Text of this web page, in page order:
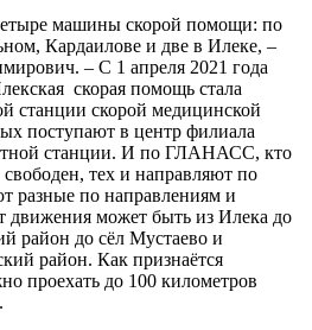
машины скорой помощи: по
Кардаилове и две в Илеке, –
– С 1 апреля 2021 года
скорая помощь стала
станции скорой медицинской
поступают в центр филиала
станции. И по ГЛАНАСС, кто
тех и направляют по
разные по направлениям и
может быть из Илека до
район до сёл Мустаево и
район. Как признаётся
проехать до 100 километров